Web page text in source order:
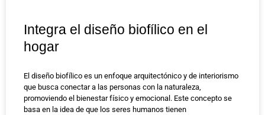
Integra el diseño biofílico en el
hogar
El diseño biofílico es un enfoque arquitectónico y de interiorismo
que busca conectar a las personas con la naturaleza,
promoviendo el bienestar físico y emocional. Este concepto se
basa en la idea de que los seres humanos tienen